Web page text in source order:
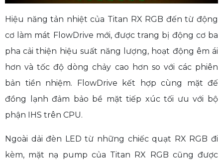
Hiệu năng tản nhiệt của Titan RX RGB đến từ động
cơ làm mát FlowDrive mới, được trang bị động cơ ba
pha cải thiện hiệu suất năng lượng, hoạt động êm ái
hơn và tốc độ dòng chảy cao hơn so với các phiên
bản tiền nhiệm. FlowDrive kết hợp cùng mặt đế
đồng lạnh đảm bảo bề mặt tiếp xúc tối ưu với bộ
phận IHS trên CPU.
Ngoài dải đèn LED từ những chiếc quạt RX RGB đi
kèm, mặt nạ pump của Titan RX RGB cũng được